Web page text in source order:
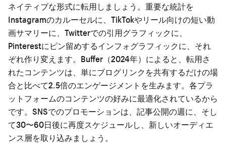
ネイティブな形式に転用しましょう。重要な統計を
Instagramのカルーセルに、TikTokやリール向けの短い動
画サマリーに、Twitterでの引用グラフィックに、
Pinterestにピン留めするインフォグラフィックに、それ
ぞれ作り変えます。Buffer（2024年）によると、転用さ
れたコンテンツは、単にブログリンクを共有するだけの場
合と比べて2.5倍のエンゲージメントを生みます。各プラ
ットフォームのコンテンツの好みに最適化されているから
です。SNSでのプロモーションは、記事公開の週に、そし
て30〜60日後に再度スケジュールし、新しいオーディエ
ンス層を取り込みましょう。